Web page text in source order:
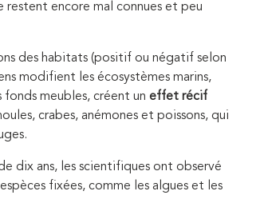
restent encore mal connues et peu
des habitats (positif ou négatif selon
modifient les écosystèmes marins,
meubles, créent un effet récif
crabes, anémones et poissons, qui
dix ans, les scientifiques ont observé
fixées, comme les algues et les